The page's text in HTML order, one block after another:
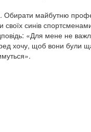
Оби­рати майбутню
своїх синів
«Для мене не
хочу, щоб вони були